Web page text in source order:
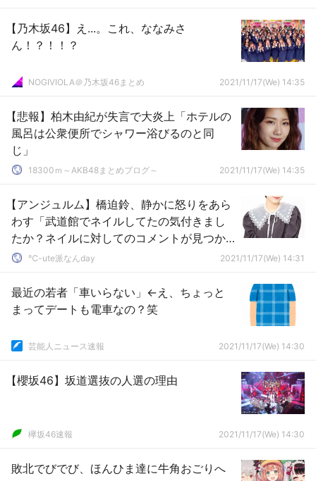
【乃木坂46】え...。これ、ななみさ
ん！？！！？
NOGIVIOLA＠乃木坂46まとめ 2021/11/17(We) 14:35
【悲報】柏木由紀が失言で大炎上「ホテルの
風呂は公衆便所でシャワー浴びるのと同
じ」
18300ｍ～AKB48まとめブログ～ 2021/11/17(We) 14:35
【アンジュルム】橋迫鈴、静かに怒りをあら
わす「武道館でネイルしてたの気付きまし
たか？ネイルに対してのコメントが見つか
らなくて」
℃-ute派なんday 2021/11/17(We) 14:31
最近の若者「車いらない」←え、ちょっと
まってデートも電車なの？笑
芸能人ニュース速報 2021/11/17(We) 14:30
【櫻坂46】坂道選抜の人選の理由
欅坂46速報 2021/11/17(We) 14:30
敗北でびでび、ほんひま達に牛角おごりへ